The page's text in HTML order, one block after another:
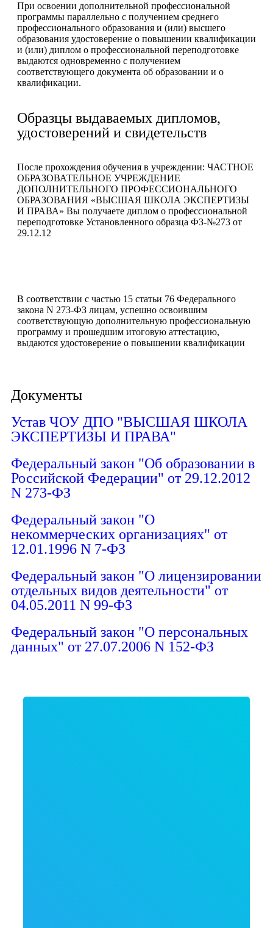
При освоении дополнительной профессиональной
программы параллельно с получением среднего
профессионального образования и (или) высшего
образования удостоверение о повышении квалификации
и (или) диплом о профессиональной переподготовке
выдаются одновременно с получением
соответствующего документа об образовании и о
квалификации.
Образцы выдаваемых дипломов,
удостоверений и свидетельств
После прохождения обучения в учреждении: ЧАСТНОЕ
ОБРАЗОВАТЕЛЬНОЕ УЧРЕЖДЕНИЕ
ДОПОЛНИТЕЛЬНОГО ПРОФЕССИОНАЛЬНОГО
ОБРАЗОВАНИЯ «ВЫСШАЯ ШКОЛА ЭКСПЕРТИЗЫ
И ПРАВА» Вы получаете диплом о профессиональной
переподготовке Установленного образца ФЗ-№273 от
29.12.12
В соответствии с частью 15 статьи 76 Федерального
закона N 273-ФЗ лицам, успешно освоившим
соответствующую дополнительную профессиональную
программу и прошедшим итоговую аттестацию,
выдаются удостоверение о повышении квалификации
Документы
Устав ЧОУ ДПО "ВЫСШАЯ ШКОЛА
ЭКСПЕРТИЗЫ И ПРАВА"
Федеральный закон "Об образовании в
Российской Федерации" от 29.12.2012
N 273-ФЗ
Федеральный закон "О
некоммерческих организациях" от
12.01.1996 N 7-ФЗ
Федеральный закон "О лицензировании
отдельных видов деятельности" от
04.05.2011 N 99-ФЗ
Федеральный закон "О персональных
данных" от 27.07.2006 N 152-ФЗ